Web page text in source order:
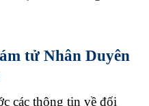
tử Nhân Duyên
các thông tin về đối